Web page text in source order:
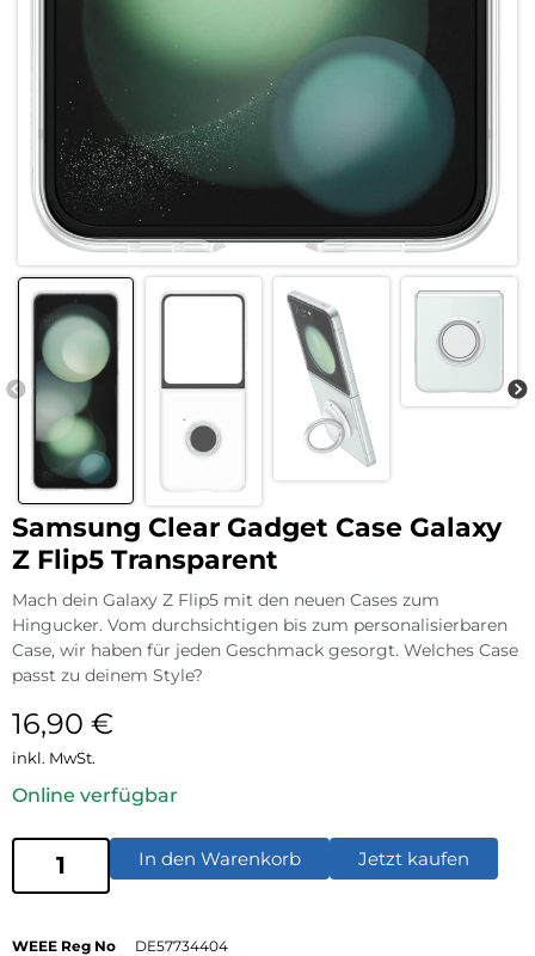
Samsung Clear Gadget Case Galaxy
Z Flip5 Transparent
Mach dein Galaxy Z Flip5 mit den neuen Cases zum
Hingucker. Vom durchsichtigen bis zum personalisierbaren
Case, wir haben für jeden Geschmack gesorgt. Welches Case
passt zu deinem Style?
16,90 €
inkl. MwSt.
Online verfügbar
In den Warenkorb Jetzt kaufen
WEEE Reg No
DE57734404